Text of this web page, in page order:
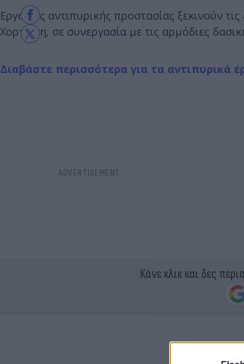
Εργασίες αντιπυρικής προστασίας ξεκινούν
Χορτιάτη, σε συνεργασία με τις αρμόδιες
Διαβάστε περισσότερα για τα αντιπυρικά
Κάνε κλικ και δες